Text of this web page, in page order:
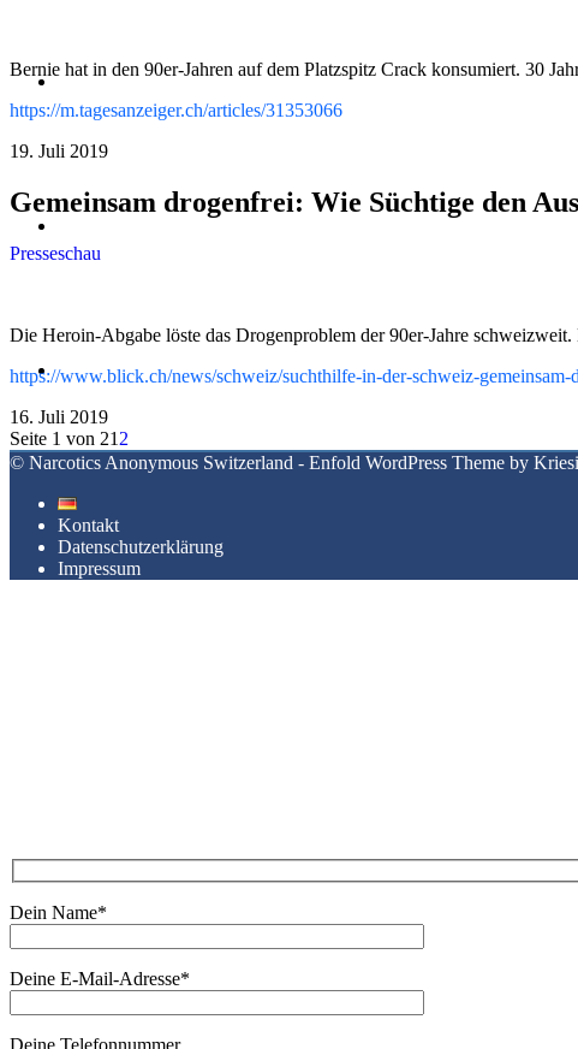
Kontakt
Menü Menü
Bernie hat in den 90er-Jahren auf dem Platzspitz Crack konsumiert. 30
https://m.tagesanzeiger.ch/articles/31353066
19. Juli 2019
Gemeinsam drogenfrei: Wie Süchtige den
Presseschau
Die Heroin-Abgabe löste das Drogenproblem der 90er-Jahre
https://www.blick.ch/news/schweiz/suchthilfe-in-der-schweiz-
16. Juli 2019
Seite 1 von 21 2
© Narcotics Anonymous Switzerland - Enfold WordPress Theme by Kriesi
Kontakt
Datenschutzerklärung
Impressum
Dein Name*
Deine E-Mail-Adresse*
Deine Telefonnummer